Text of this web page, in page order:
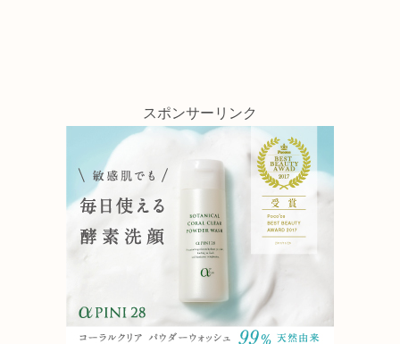
スポンサーリンク